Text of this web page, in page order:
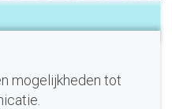
mogelijkheden tot